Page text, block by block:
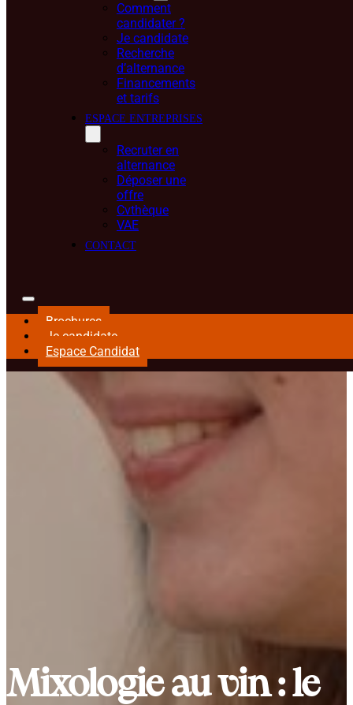
Comment
candidater ?
Je candidate
Recherche
d’alternance
Financements
et tarifs
ESPACE ENTREPRISES
Recruter en
alternance
Déposer une
offre
Cvthèque
VAE
CONTACT
Brochures
Je candidate
Espace Candidat
Mixologie au vin : le